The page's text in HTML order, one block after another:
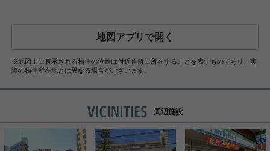
地図アプリで開く
※地図上に表示される物件の位置は付近住所に所在することを表すものであり、実
際の物件所在地とは異なる場合がございます。
周辺施設